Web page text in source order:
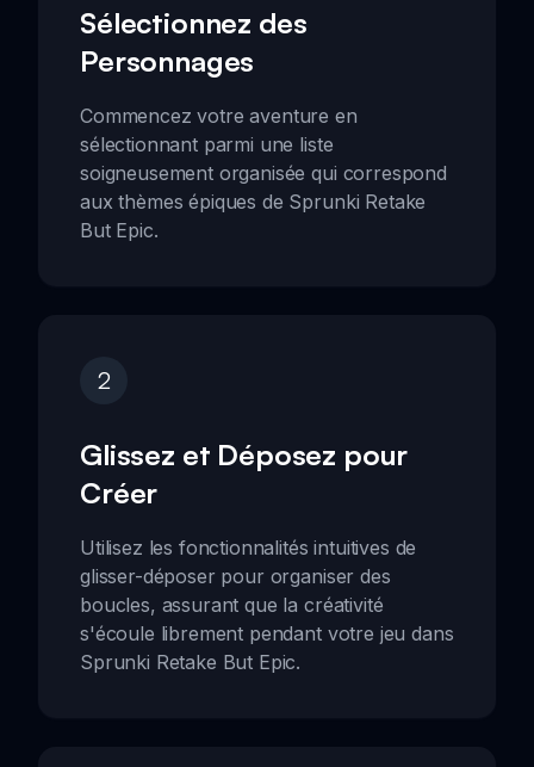
Sélectionnez des
Personnages
Commencez votre aventure en
sélectionnant parmi une liste
soigneusement organisée qui correspond
aux thèmes épiques de Sprunki Retake
But Epic.
2
Glissez et Déposez pour
Créer
Utilisez les fonctionnalités intuitives de
glisser-déposer pour organiser des
boucles, assurant que la créativité
s'écoule librement pendant votre jeu dans
Sprunki Retake But Epic.